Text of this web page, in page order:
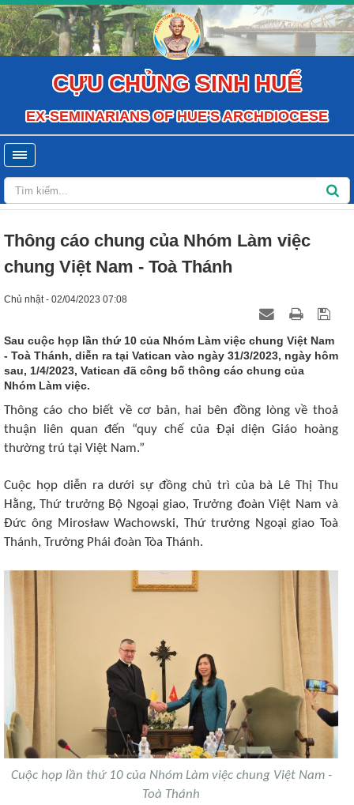
CỰU CHỦNG SINH HUẾ
EX-SEMINARIANS OF HUE'S ARCHDIOCESE
Thông cáo chung của Nhóm Làm việc
chung Việt Nam - Toà Thánh
Chủ nhật - 02/04/2023 07:08
Sau cuộc họp lần thứ 10 của Nhóm Làm việc chung Việt Nam
- Toà Thánh, diễn ra tại Vatican vào ngày 31/3/2023, ngày hôm
sau, 1/4/2023, Vatican đã công bố thông cáo chung của
Nhóm Làm việc.
Thông cáo cho biết về cơ bản, hai bên đồng lòng về thoả
thuận liên quan đến “quy chế của Đại diện Giáo hoàng
thường trú tại Việt Nam.”
Cuộc họp diễn ra dưới sự đồng chủ trì của bà Lê Thị Thu
Hằng, Thứ trưởng Bộ Ngoại giao, Trưởng đoàn Việt Nam và
Đức ông Mirosław Wachowski, Thứ trưởng Ngoại giao Toà
Thánh, Trưởng Phái đoàn Tòa Thánh.
Cuộc họp lần thứ 10 của Nhóm Làm việc chung Việt Nam -
Toà Thánh